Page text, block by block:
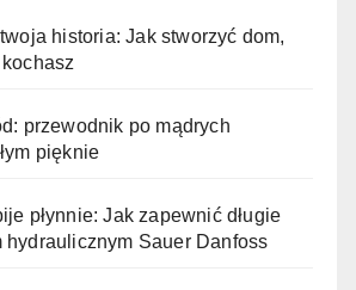
historia: Jak stworzyć dom,
przewodnik po mądrych
pięknie
płynnie: Jak zapewnić długie
hydraulicznym Sauer Danfoss